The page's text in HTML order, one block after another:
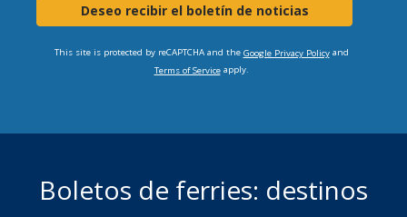
Deseo recibir el boletín de noticias
This site is protected by reCAPTCHA and the Google Privacy Policyand
Terms of Serviceapply.
Boletos de ferries: destinos